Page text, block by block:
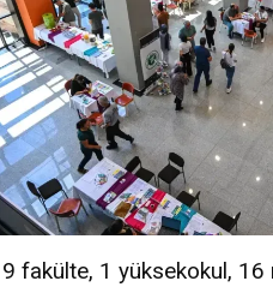
fakülte, 1 yüksekokul,